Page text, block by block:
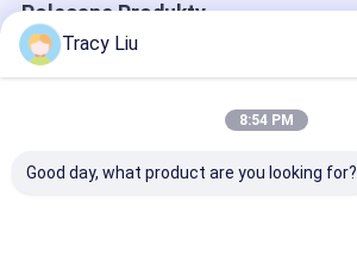
Polecane Produkty
Tracy Liu
8:54 PM
Good day, what product are you looking for?